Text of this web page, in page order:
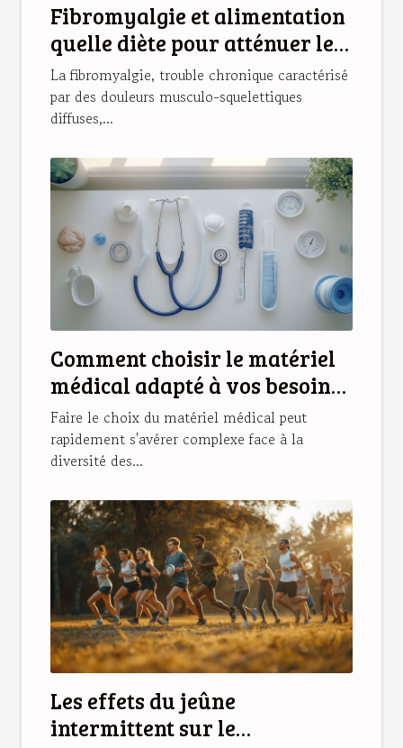
Fibromyalgie et alimentation
quelle diète pour atténuer les
symptômes
La fibromyalgie, trouble chronique caractérisé
par des douleurs musculo-squelettiques
diffuses,...
Comment choisir le matériel
médical adapté à vos besoins
?
Faire le choix du matériel médical peut
rapidement s'avérer complexe face à la
diversité des...
Les effets du jeûne
intermittent sur le